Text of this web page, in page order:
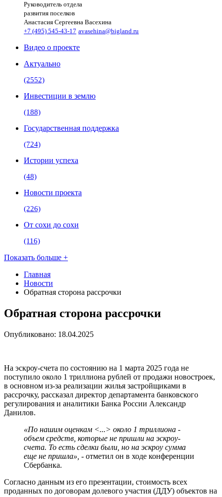
Руководитель отдела
развития поселков
Анастасия Сергеевна Васехина
+7 (495) 545-43-17 avasehina@bigland.ru
Видео о проекте
Актуально
(2552)
Инвестиции в землю
(188)
Государственная поддержка
(724)
Истории успеха
(48)
Новости проекта
(226)
От сохи до сохи
(116)
Показать больше +
Главная
Новости
Обратная сторона рассрочки
Обратная сторона рассрочки
Опубликовано: 18.04.2025
На эскроу-счета по состоянию на 1 марта 2025 года не
поступило около 1 триллиона рублей от продажи новостроек,
в основном из-за реализации жилья застройщиками в
рассрочку, рассказал директор департамента банковского
регулирования и аналитики Банка России Александр
Данилов.
«По нашим оценкам <...> около 1 триллиона -
объем средств, которые не пришли на эскроу-
счета. То есть сделки были, но на эскроу сумма
еще не пришла», - отметил он в ходе конференции
Сбербанка.
Согласно данным из его презентации, стоимость всех
проданных по договорам долевого участия (ДДУ) объектов на